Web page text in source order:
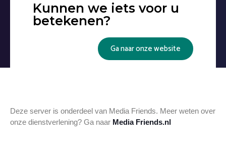
Kunnen we iets voor u
betekenen?
Ga naar onze website
Deze server is onderdeel van Media Friends. Meer weten over
onze dienstverlening? Ga naar Media Friends.nl